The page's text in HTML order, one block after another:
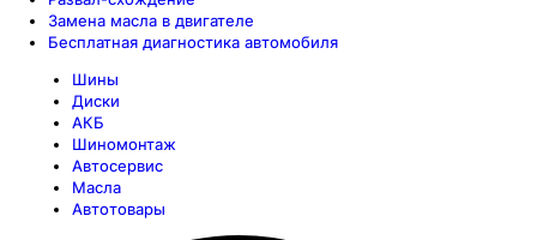
Замена масла в двигателе
Бесплатная диагностика автомобиля
Шины
Диски
АКБ
Шиномонтаж
Автосервис
Масла
Автотовары